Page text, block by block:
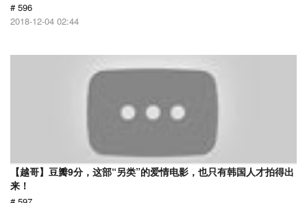
# 596
2018-12-04 02:44
【越哥】豆瓣9分，这部“另类”的爱情电影，也只有韩国人才拍得出
来！